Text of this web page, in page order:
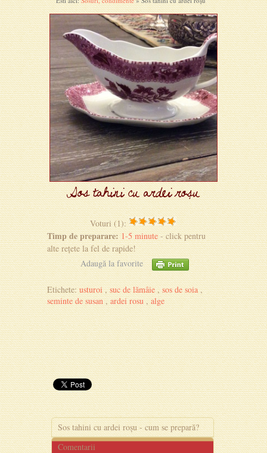
Sos tahini cu ardei roșu
Voturi (1):
Timp de preparare: 1-5 minute- click pentru
alte rețete la fel de rapide!
Adaugă la favorite
Etichete:usturoi,suc de lămâie,sos de soia,
seminte de susan,ardei rosu,alge
Sos tahini cu ardei roșu - cum se prepară?
Comentarii